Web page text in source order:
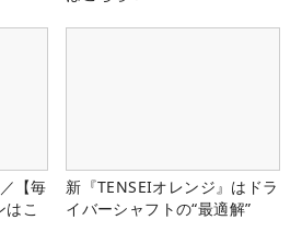
【毎
はこ
新『TENSEIオレンジ』はドラ
イバーシャフトの“最適解”